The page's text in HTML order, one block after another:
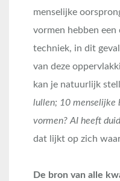
menselijke
vormen hebben
techniek, in dit
van deze
kan je natuurlijk
lullen; 10 menselijke
vormen? AI heeft
dat lijkt op zich
De bron van alle